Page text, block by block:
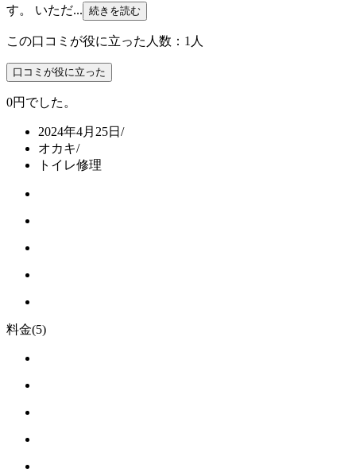
す。 いただ... 続きを読む
この口コミが役に立った人数：1人
口コミが役に立った
0円でした。
2024年4月25日 /
オカキ/
トイレ修理
料金(5)